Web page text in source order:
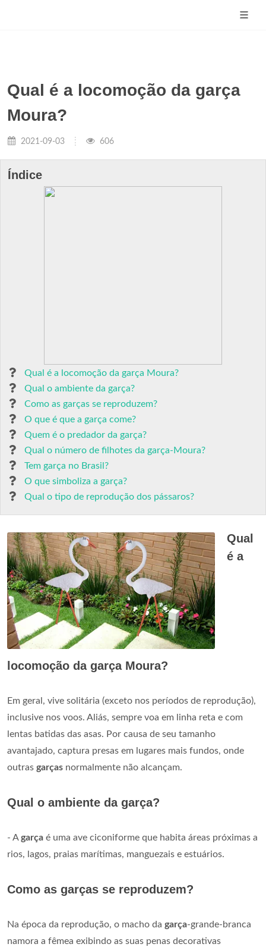
Qual é a locomoção da garça
Moura?
2021-09-03 606
Índice
Qual é a locomoção da garça Moura?
Qual o ambiente da garça?
Como as garças se reproduzem?
O que é que a garça come?
Quem é o predador da garça?
Qual o número de filhotes da garça-Moura?
Tem garça no Brasil?
O que simboliza a garça?
Qual o tipo de reprodução dos pássaros?
Qual
é a
locomoção da garça Moura?
Em geral, vive solitária (exceto nos períodos de reprodução),
inclusive nos voos. Aliás, sempre voa em linha reta e com
lentas batidas das asas. Por causa de seu tamanho
avantajado, captura presas em lugares mais fundos, onde
outras garças normalmente não alcançam.
Qual o ambiente da garça?
- Agarça é uma ave ciconiforme que habita áreas próximas a
rios, lagos, praias marítimas, manguezais e estuários.
Como as garças se reproduzem?
Na época da reprodução, o macho da garça-grande-branca
namora a fêmea exibindo as suas penas decorativas